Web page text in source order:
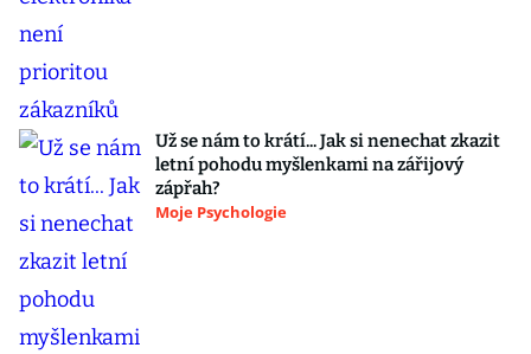
Už se nám to krátí... Jak si nenechat zkazit
letní pohodu myšlenkami na zářijový
zápřah?
Moje Psychologie